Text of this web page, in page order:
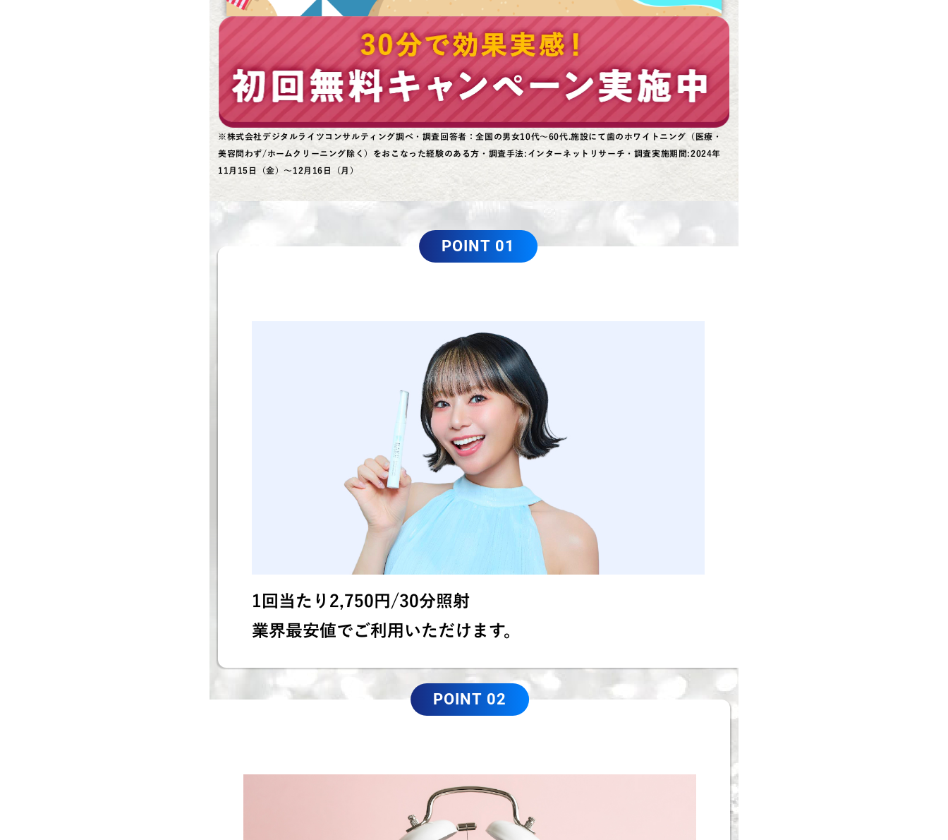
※株式会社デジタルライツコンサルティング調べ・調査回答者：全国の男女10代～60代.施設にて歯のホワイトニング（医療・
美容問わず/ホームクリーニング除く）をおこなった経験のある方・調査手法:インターネットリサーチ・調査実施期間:2024年
11月15日（金）～12月16日（月）
POINT 01
1回当たり2,750円/30分照射
業界最安値でご利用いただけます。
POINT 02